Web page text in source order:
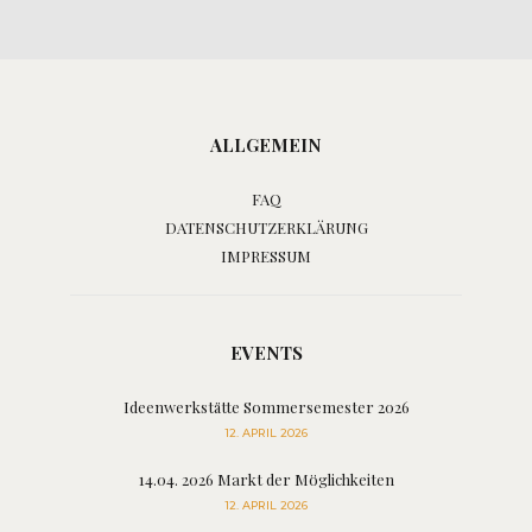
ALLGEMEIN
FAQ
DATENSCHUTZERKLÄRUNG
IMPRESSUM
EVENTS
Ideenwerkstätte Sommersemester 2026
12. APRIL 2026
14.04. 2026 Markt der Möglichkeiten
12. APRIL 2026